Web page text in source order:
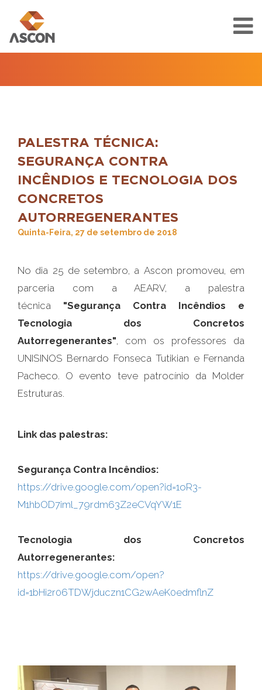
PALESTRA TÉCNICA:
SEGURANÇA CONTRA
INCÊNDIOS E TECNOLOGIA DOS
CONCRETOS
AUTORREGENERANTES
Quinta-Feira, 27 de setembro de 2018
No dia 25 de setembro, a Ascon promoveu, em
parceria com a AEARV, a palestra
técnica "Segurança Contra Incêndios e
Tecnologia dos Concretos
Autorregenerantes", com os professores da
UNISINOS Bernardo Fonseca Tutikian e Fernanda
Pacheco. O evento teve patrocínio da Molder
Estruturas.
Link das palestras:
Segurança Contra Incêndios:
https://drive.google.com/open?id=1oR3-
M1hbOD7iml_79rdm63Z2eCVqYW1E
Tecnologia dos Concretos
Autorregenerantes:
https://drive.google.com/open?
id=1bHi2r06TDWjduczn1CG2wAeK0edmflnZ